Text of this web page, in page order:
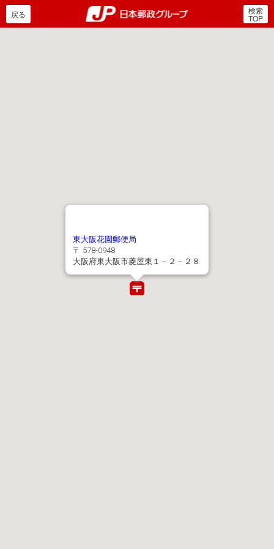
郵便局・日本郵政グルー
戻る 検索
TOP
東大阪花園郵便局
〒 578-0948
大阪府東大阪市菱屋東１－２－２８